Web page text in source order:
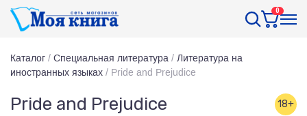
0
Каталог / Специальная литература / Литература на
иностранных языках / Pride and Prejudice
Pride and Prejudice 18+